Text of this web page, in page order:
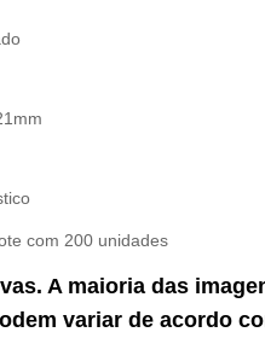
com 200 unidades
A maioria das
variar de acordo